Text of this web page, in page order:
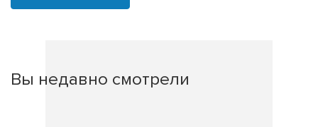
Вы недавно смотрели